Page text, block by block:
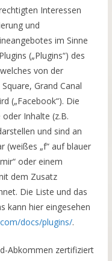
Interessen
und
im Sinne
(„Plugins“) des
von der
Grand Canal
(„Facebook“). Die
Inhalte (z.B.
und sind an
(weißes „f“ auf blauer
oder einem
dem Zusatz
Die Liste und das
kann hier eingesehen
docs/plugins/.
Abkommen zertifiziert